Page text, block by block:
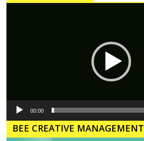
00:00
BEE CREATIVE MANAGEMENT